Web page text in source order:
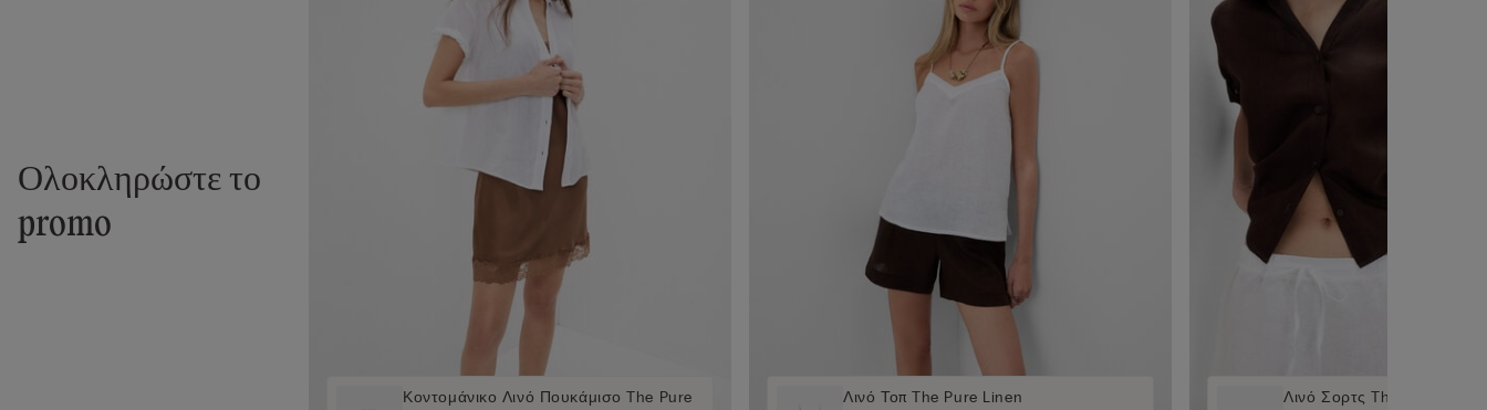
Ολοκληρώστε το
promo
Κοντομάνικο Λινό Πουκάμισο The Pure
Λινό Τοπ The Pure Linen
Λινό Σορτς The Pure Linen